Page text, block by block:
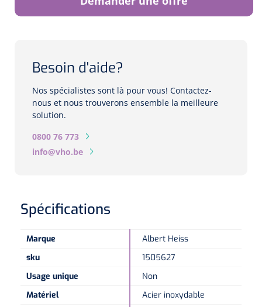
Périmètres
Caméras de fond d'œil
Pachimètres
Lampes à fente
Microscopes spéculaires
Besoin d'aide?
Nos spécialistes sont là pour vous! Contactez-
nous et nous trouverons ensemble la meilleure
solution.
0800 76 773
info@vho.be
Spécifications
Marque
Albert Heiss
sku
1505627
Usage unique
Non
Matériel
Acier inoxydable